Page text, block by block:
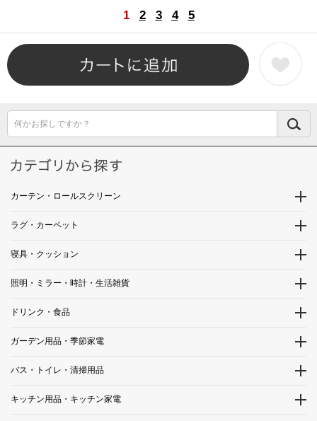
1 2 3 4 5
何かお探しですか？
カーテン・ロールスクリーン
ラグ・カーペット
寝具・クッション
照明・ミラー・時計・生活雑貨
ドリンク・食品
ガーデン用品・季節家電
バス・トイレ・清掃用品
キッチン用品・キッチン家電